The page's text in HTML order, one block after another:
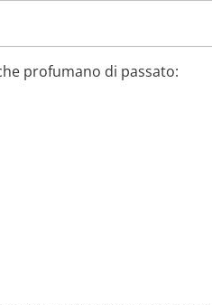
profumano di passato: